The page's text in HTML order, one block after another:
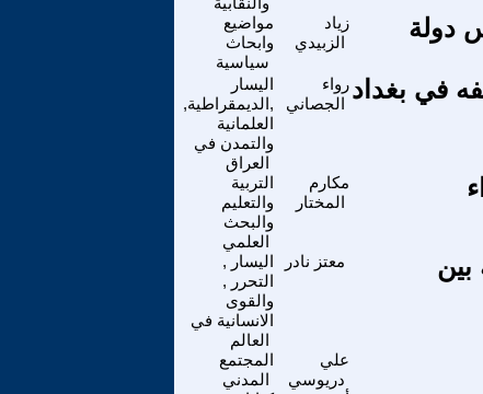
مواضيع
وابحاث
سياسية
زياد
الزبيدي
دولة
اليسار
,الديمقراطية,
العلمانية
والتمدن في
العراق
رواء
الجصاني في بغداد
التربية
والتعليم
والبحث
العلمي
مكارم
المختار
اليسار ,
التحرر ,
والقوى
الانسانية في
العالم
معتز نادر
بين
المجتمع
المدني
علي
دريوسي